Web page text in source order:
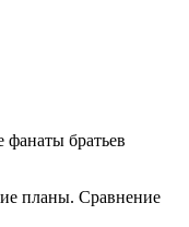
братьев
планы. Сравнение